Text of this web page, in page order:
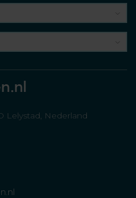
Lelystad, Nederland